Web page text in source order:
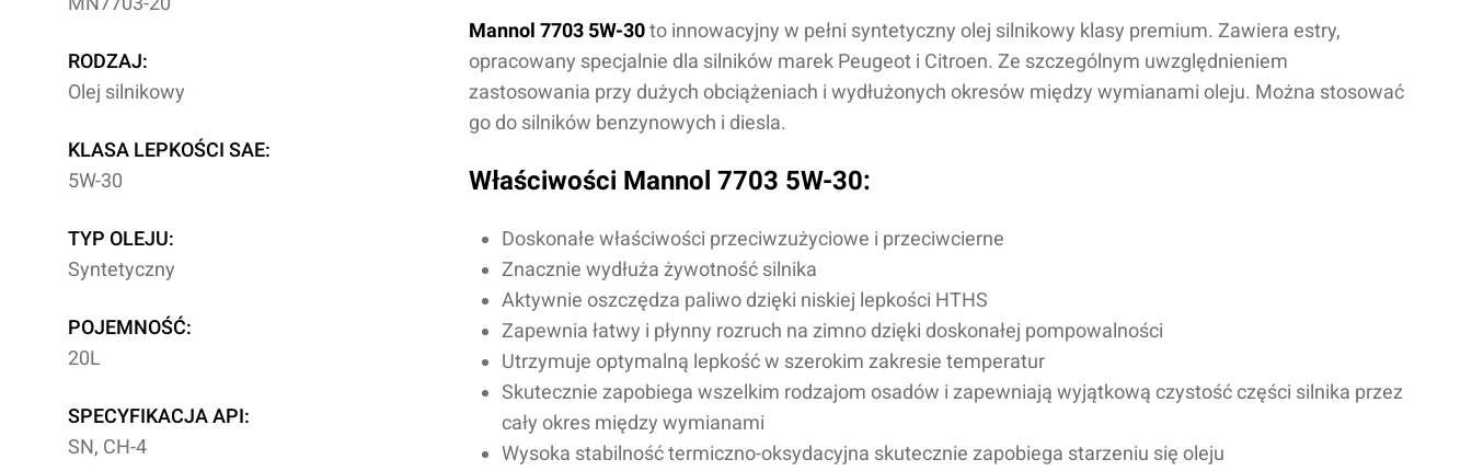
RODZAJ:
Olej silnikowy
KLASA LEPKOŚCI SAE:
5W-30
TYP OLEJU:
Syntetyczny
POJEMNOŚĆ:
20L
SPECYFIKACJA API:
SN, CH-4
Mannol 7703 5W-30to innowacyjny w pełni syntetyczny olej silnikowy klasy premium. Zawiera estry,
opracowany specjalnie dla silników marek Peugeot i Citroen. Ze szczególnym uwzględnieniem
zastosowania przy dużych obciążeniach i wydłużonych okresów między wymianami oleju. Można stosować
go do silników benzynowych i diesla.
Właściwości Mannol 7703 5W-30:
Doskonałe właściwości przeciwzużyciowe i przeciwcierne
Znacznie wydłuża żywotność silnika
Aktywnie oszczędza paliwo dzięki niskiej lepkości HTHS
Zapewnia łatwy i płynny rozruch na zimno dzięki doskonałej pompowalności
Utrzymuje optymalną lepkość w szerokim zakresie temperatur
Skutecznie zapobiega wszelkim rodzajom osadów i zapewniają wyjątkową czystość części silnika przez
cały okres między wymianami
Wysoka stabilność termiczno-oksydacyjna skutecznie zapobiega starzeniu się oleju